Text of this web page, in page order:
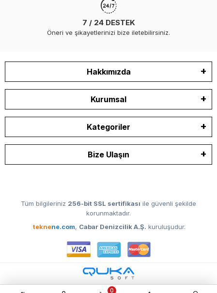
7 / 24 DESTEK
Öneri ve şikayetlerinizi bize iletebilirsiniz.
Hakkımızda
Kurumsal
Kategoriler
Bize Ulaşın
Tüm bilgileriniz 256-bit SSL sertifikası ile güvenli şekilde
korunmaktadır.
teknene.com, Cabar Denizcilik A.Ş. kuruluşudur.
0